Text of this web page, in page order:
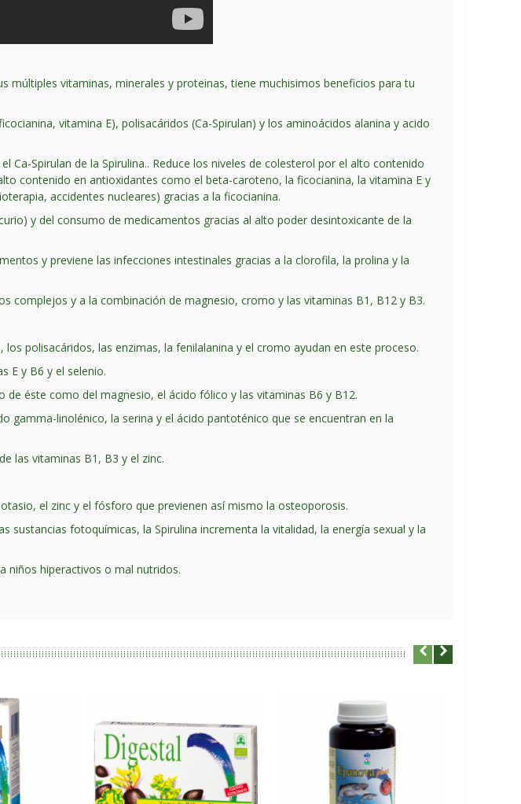
múltiples vitaminas, minerales y proteinas, tiene muchisimos beneficios para tu
vitamina E), polisacáridos (Ca-Spirulan) y los aminoácidos alanina y acido
Spirulan de la Spirulina.. Reduce los niveles de colesterol por el alto contenido
contenido en antioxidantes como el beta-caroteno, la ficocianina, la vitamina E y
accidentes nucleares) gracias a la ficocianina.
y del consumo de medicamentos gracias al alto poder desintoxicante de la
y previene las infecciones intestinales gracias a la clorofila, la prolina y la
complejos y a la combinación de magnesio, cromo y las vitaminas B1, B12 y B3.
polisacáridos, las enzimas, la fenilalanina y el cromo ayudan en este proceso.
E y B6 y el selenio.
éste como del magnesio, el ácido fólico y las vitaminas B6 y B12.
gamma-linolénico, la serina y el ácido pantoténico que se encuentran en la
las vitaminas B1, B3 y el zinc.
el zinc y el fósforo que previenen así mismo la osteoporosis.
fotoquímicas, la Spirulina incrementa la vitalidad, la energía sexual y la
niños hiperactivos o mal nutridos.